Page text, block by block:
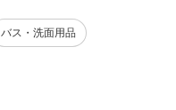
バス・洗面用品